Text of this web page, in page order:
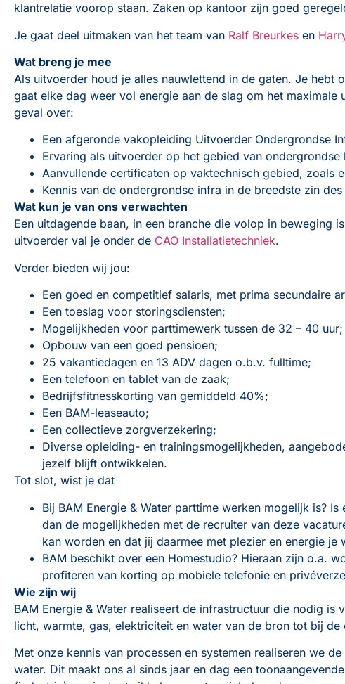
klantrelatie voorop staan. Zaken op kantoor zijn goed
Je gaat deel uitmaken van het team van Ralf Breurkes en
Wat breng je mee
Als uitvoerder houd je alles nauwlettend in de gaten. Je
gaat elke dag weer vol energie aan de slag om het
geval over:
Een afgeronde vakopleiding Uitvoerder Ondergrondse
Ervaring als uitvoerder op het gebied van
Aanvullende certificaten op vaktechnisch gebied, zoals
Kennis van de ondergrondse infra in de breedste zin
Wat kun je van ons verwachten
Een uitdagende baan, in een branche die volop in beweging
uitvoerder val je onder de CAO Installatietechniek.
Verder bieden wij jou:
Een goed en competitief salaris, met prima secundaire
Een toeslag voor storingsdiensten;
Mogelijkheden voor parttimewerk tussen de 32 – 40 uur;
Opbouw van een goed pensioen;
25 vakantiedagen en 13 ADV dagen o.b.v. fulltime;
Een telefoon en tablet van de zaak;
Bedrijfsfitnesskorting van gemiddeld 40%;
Een BAM-leaseauto;
Een collectieve zorgverzekering;
Diverse opleiding- en trainingsmogelijkheden,
jezelf blijft ontwikkelen.
Tot slot, wist je dat
Bij BAM Energie & Water parttime werken mogelijk is?
dan de mogelijkheden met de recruiter van deze
kan worden en dat jij daarmee met plezier en energie je
BAM beschikt over een Homestudio? Hieraan zijn o.a.
profiteren van korting op mobiele telefonie en
Wie zijn wij
BAM Energie & Water realiseert de infrastructuur die nodig
licht, warmte, gas, elektriciteit en water van de bron tot bij de
Met onze kennis van processen en systemen realiseren we
water. Dit maakt ons al sinds jaar en dag een